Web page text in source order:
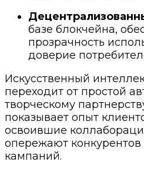
базе блокчейна,
прозрачность
доверие
Искусственный
переходит от простой
творческому
показывает опыт
освоившие
опережают
кампаний.